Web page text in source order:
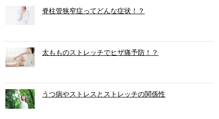
脊柱管狭窄症ってどんな症状！？
太もものストレッチでヒザ痛予防！？
うつ病やストレスとストレッチの関係性